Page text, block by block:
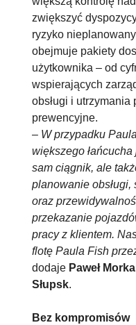
zwiększyć
ryzyko
obejmuje pakiety
użytkownika – od
wspierających
obsługi i
prewencyjne.
– W przypadku
większego
sam ciągnik, ale
planowanie
oraz
przekazanie
pracy z klientem.
flotę Paula Fish
dodaje Paweł
Słupsk.
Bez kompromisów